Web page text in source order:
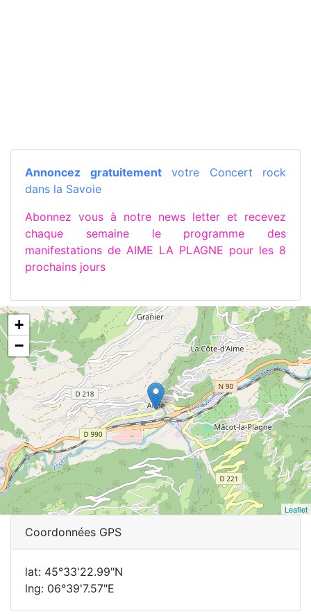
Annoncez gratuitementvotre Concert rock
dans la Savoie
Abonnez vous à notre news letter et recevez
chaque semaine le programme des
manifestations de AIME LA PLAGNE pour les 8
prochains jours
+
−
Leaflet
Coordonnées GPS
lat: 45°33'22.99"N
lng: 06°39'7.57"E